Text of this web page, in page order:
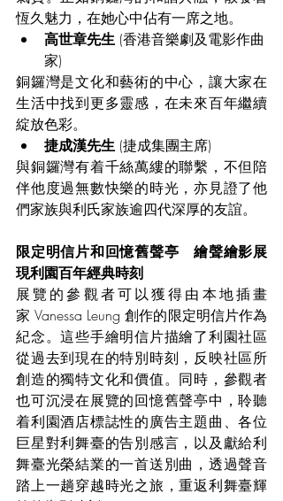
恆久魅力，在她心中佔有一席之地。
高世章先生 (香港音樂劇及電影作曲
家)
銅鑼灣是文化和藝術的中心，讓大家在
生活中找到更多靈感，在未來百年繼續
綻放色彩。
捷成漢先生 (捷成集團主席)
與銅鑼灣有着千絲萬縷的聯繫，不但陪
伴他度過無數快樂的時光，亦見證了他
們家族與利氏家族逾四代深厚的友誼。
限定明信片和回憶舊聲亭　繪聲繪影展
現利園百年經典時刻
展覽的參觀者可以獲得由本地插畫
家 Vanessa Leung 創作的限定明信片作為
紀念。這些手繪明信片描繪了利園社區
從過去到現在的特別時刻，反映社區所
創造的獨特文化和價值。同時，參觀者
也可沉浸在展覽的回憶舊聲亭中，聆聽
着利園酒店標誌性的廣告主題曲、各位
巨星對利舞臺的告別感言，以及獻給利
舞臺光榮結業的一首送別曲，透過聲音
踏上一趟穿越時光之旅，重返利舞臺輝